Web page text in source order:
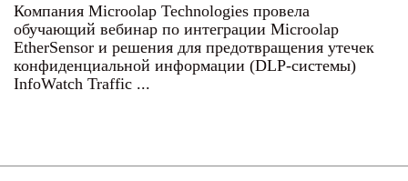
Компания Microolap Technologies провела
обучающий вебинар по интеграции Microolap
EtherSensor и решения для предотвращения утечек
конфиденциальной информации (DLP-системы)
InfoWatch Traffic ...